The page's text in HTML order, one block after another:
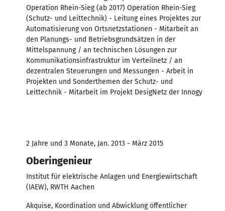
Operation Rhein-Sieg (ab 2017) Operation Rhein-Sieg
(Schutz- und Leittechnik) - Leitung eines Projektes zur
Automatisierung von Ortsnetzstationen - Mitarbeit an
den Planungs- und Betriebsgrundsätzen in der
Mittelspannung / an technischen Lösungen zur
Kommunikationsinfrastruktur im Verteilnetz / an
dezentralen Steuerungen und Messungen - Arbeit in
Projekten und Sonderthemen der Schutz- und
Leittechnik - Mitarbeit im Projekt DesigNetz der Innogy
2 Jahre und 3 Monate, Jan. 2013 - März 2015
Oberingenieur
Institut für elektrische Anlagen und Energiewirtschaft
(IAEW), RWTH Aachen
Akquise, Koordination und Abwicklung öffentlicher